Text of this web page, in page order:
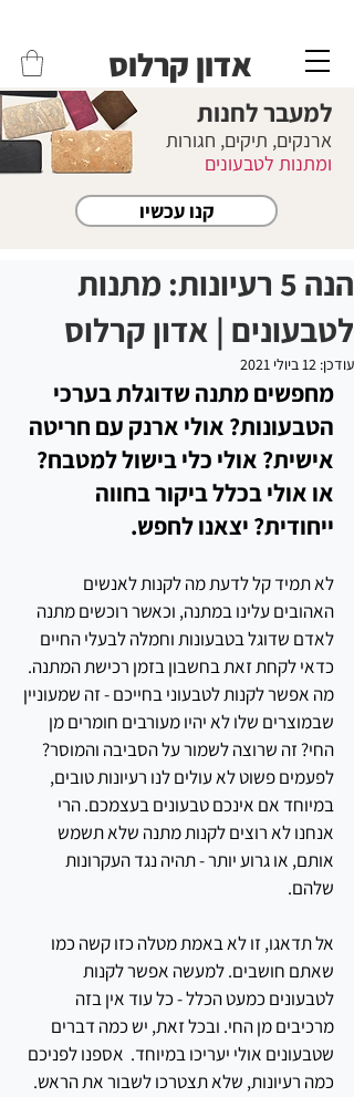
אדון קרלוס
למעבר לחנות
ארנקים, תיקים, חגורות
ומתנות לטבעונים
קנו עכשיו
הנה 5 רעיונות: מתנות
לטבעונים | אדון קרלוס
עודכן: 12 ביולי 2021
מחפשים מתנה שדוגלת בערכי
הטבעונות? אולי ארנק עם חריטה
אישית? אולי כלי בישול למטבח?
או אולי בכלל ביקור בחווה
ייחודית? יצאנו לחפש.
לא תמיד קל לדעת מה לקנות לאנשים
האהובים עלינו במתנה, וכאשר רוכשים מתנה
לאדם שדוגל בטבעונות וחמלה לבעלי החיים
כדאי לקחת זאת בחשבון בזמן רכישת המתנה.
מה אפשר לקנות לטבעוני בחייכם - זה שמעוניין
שבמוצרים שלו לא יהיו מעורבים חומרים מן
החי? זה שרוצה לשמור על הסביבה והמוסר?
לפעמים פשוט לא עולים לנו רעיונות טובים,
במיוחד אם אינכם טבעונים בעצמכם. הרי
אנחנו לא רוצים לקנות מתנה שלא תשמש
אותם, או גרוע יותר - תהיה נגד העקרונות
שלהם.
אל תדאגו, זו לא באמת מטלה כזו קשה כמו
שאתם חושבים. למעשה אפשר לקנות
לטבעונים כמעט הכלל - כל עוד אין בזה
מרכיבים מן החי. ובכל זאת, יש כמה דברים
שטבעונים אולי יעריכו במיוחד.  אספנו לפניכם
כמה רעיונות, שלא תצטרכו לשבור את הראש.